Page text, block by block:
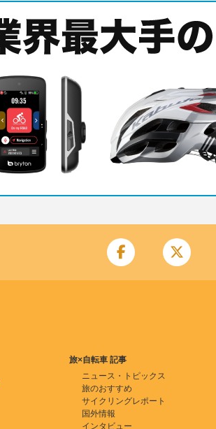
旅×自転車 記事
ニュース・トピックス
旅のおすすめ
サイクリングレポート
国外情報
インタビュー